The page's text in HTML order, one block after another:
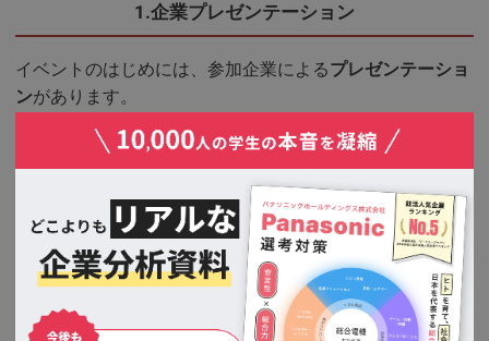
1.企業プレゼンテーション
イベントのはじめには、参加企業によるプレゼンテーショ
ンがあります。
ここでは、各企業の事業内容、企業文化、採用方針などが
紹介され、学生は自分が興味を持つ企業についての理解を
深められるのです。
プレゼンテーションは5〜7分と短時間になるため、参加者
は複数の企業の情報を効率的に得られます。